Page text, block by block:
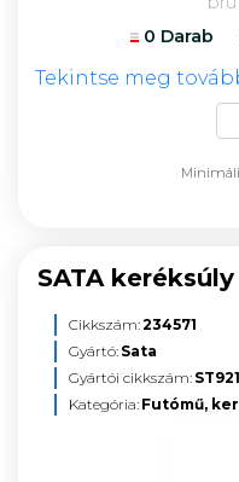
0 Darab
Tekintse meg
SATA
Cikkszám:234571
Gyártó: Sata
Gyártói cikkszám:
Kategória: Futómű,